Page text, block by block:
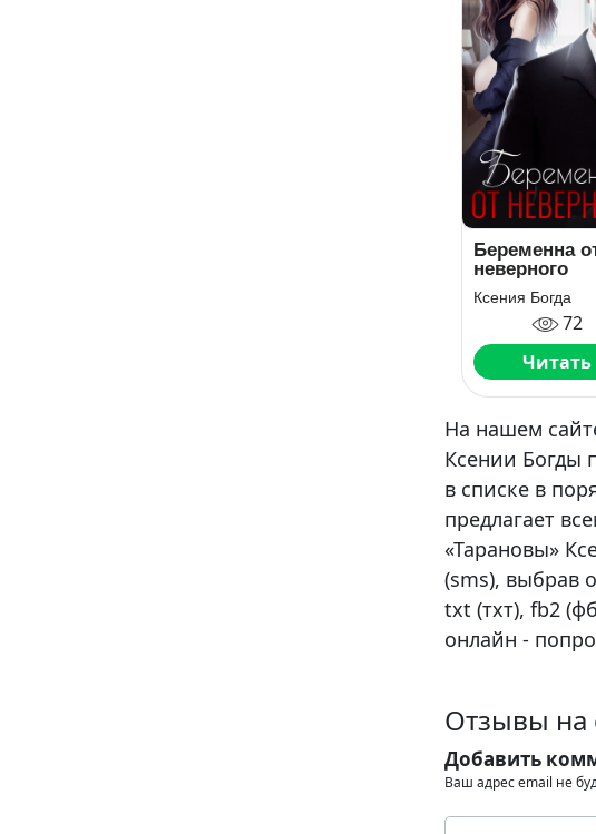
Беременна
неверного
Ксения Богда
72
Читать
На нашем
Ксении Богды
в списке в
предлагает
«Тарановы»
(sms), выбрав
txt (тхт), fb2
онлайн -
Отзывы на
Добавить
Ваш адрес email не